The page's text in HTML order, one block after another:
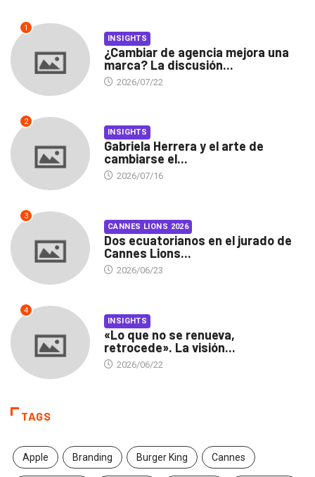
1
INSIGHTS
¿Cambiar de agencia mejora una
marca? La discusión...
2026/07/22
2
INSIGHTS
Gabriela Herrera y el arte de
cambiarse el...
2026/07/16
3
CANNES LIONS 2026
Dos ecuatorianos en el jurado de
Cannes Lions...
2026/06/23
4
INSIGHTS
«Lo que no se renueva,
retrocede». La visión...
2026/06/22
TAGS
Apple Branding Burger King Cannes